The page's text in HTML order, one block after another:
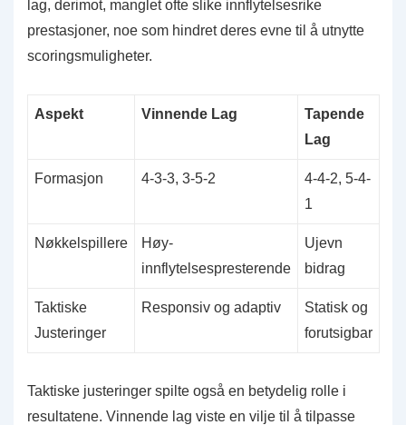
lag, derimot, manglet ofte slike innflytelsesrike
prestasjoner, noe som hindret deres evne til å utnytte
scoringsmuligheter.
Aspekt Vinnende Lag
Tapende
Lag
Formasjon 4-3-3, 3-5-2
4-4-2, 5-4-
1
Nøkkelspillere
Høy-
innflytelsespresterende
Ujevn
bidrag
Taktiske
Justeringer
Responsiv og adaptiv
Statisk og
forutsigbar
Taktiske justeringer spilte også en betydelig rolle i
resultatene. Vinnende lag viste en vilje til å tilpasse